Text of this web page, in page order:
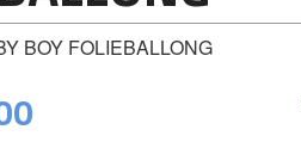
BOY FOLIEBALLONG